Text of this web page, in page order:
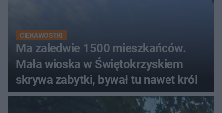
CIEKAWOSTKI
Ma zaledwie 1500 mieszkańców.
Mała wioska w Świętokrzyskiem
skrywa zabytki, bywał tu nawet król